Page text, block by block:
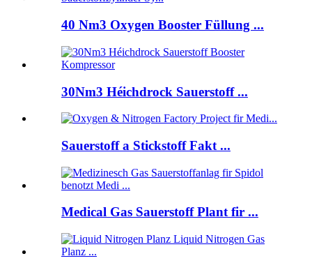
40 Nm3 Oxygen Booster Füllung ...
30Nm3 Héichdrock Sauerstoff ...
Sauerstoff a Stickstoff Fakt ...
Medical Gas Sauerstoff Plant fir ...